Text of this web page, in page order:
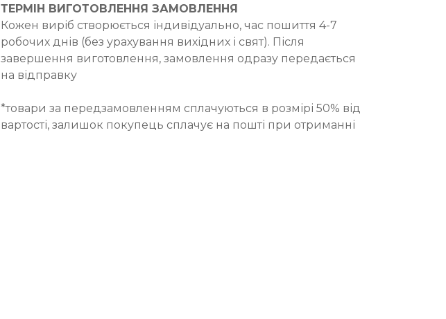
ТЕРМІН ВИГОТОВЛЕННЯ ЗАМОВЛЕННЯ
Кожен виріб створюється індивідуально, час пошиття 4-7
робочих днів (без урахування вихідних і свят). Після
завершення виготовлення, замовлення одразу передається
на відправку
*товари за передзамовленням сплачуються в розмірі 50% від
вартості, залишок покупець сплачує на пошті при отриманні